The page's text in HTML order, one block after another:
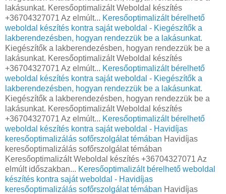
lakásunkat. Keresőoptimalizált Weboldal készítés
+36704327071 Az elmúlt... Keresőoptimalizált bérelhető
weboldal készítés kontra saját weboldal - Kiegészítők a
lakberendezésben, hogyan rendezzük be a lakásunkat.
Kiegészítők a lakberendezésben, hogyan rendezzük be a
lakásunkat. Keresőoptimalizált Weboldal készítés
+36704327071 Az elmúlt... Keresőoptimalizált bérelhető
weboldal készítés kontra saját weboldal - Kiegészítők a
lakberendezésben, hogyan rendezzük be a lakásunkat.
Kiegészítők a lakberendezésben, hogyan rendezzük be a
lakásunkat. Keresőoptimalizált Weboldal készítés
+36704327071 Az elmúlt... Keresőoptimalizált bérelhető
weboldal készítés kontra saját weboldal - Havidíjas
keresőoptimalizálás sofőrszolgálat témában Havidíjas
keresőoptimalizálás sofőrszolgálat témában
Keresőoptimalizált Weboldal készítés +36704327071 Az
elmúlt időszakban... Keresőoptimalizált bérelhető weboldal
készítés kontra saját weboldal - Havidíjas
keresőoptimalizálás sofőrszolgálat témában Havidíjas